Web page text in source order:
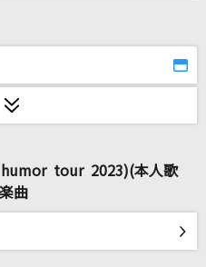
tour 2023)(本人歌
曲